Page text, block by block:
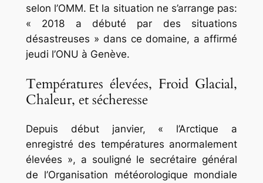
selon l’OMM. Et la situation ne s’arrange pas:
« 2018 a débuté par des situations
désastreuses » dans ce domaine, a affirmé
jeudi l’ONU à Genève.
Températures élevées, Froid Glacial,
Chaleur, et sécheresse
Depuis début janvier, « l’Arctique a
enregistré des températures anormalement
élevées », a souligné le secrétaire général
de l’Organisation météorologique mondiale